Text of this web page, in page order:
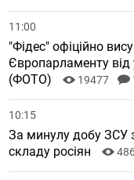
11:00
"Фідес" офіційно
Європарламенту від
(ФОТО)
19477
10:15
За минулу добу ЗСУ
складу росіян